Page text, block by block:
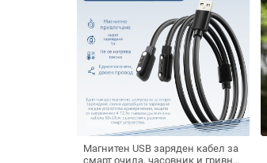
Магнитен USB заряден кабел за
смарт очила, часовник и гривна